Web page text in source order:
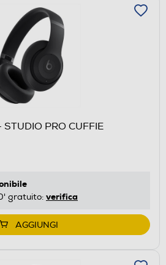
STUDIO PRO CUFFIE
gratuito: verifica
AGGIUNGI